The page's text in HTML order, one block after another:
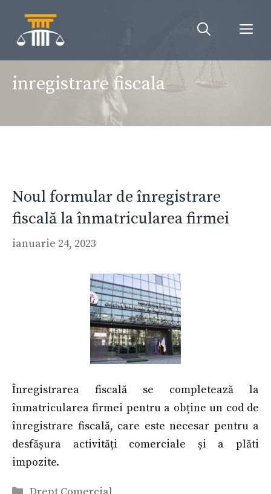
conținut
inregistrare fiscala
Noul formular de înregistrare
fiscală la înmatricularea firmei
ianuarie 24, 2023
Înregistrarea fiscală se completează la
înmatricularea firmei pentru a obține un cod de
înregistrare fiscală, care este necesar pentru a
desfășura activități comerciale și a plăti
impozite.
Categorii